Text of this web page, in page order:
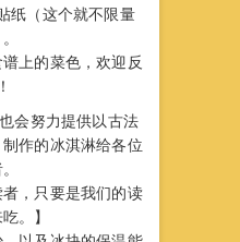
纸（这个就不限量
上的菜色，欢迎反
会努力提供以古法
制作的冰淇淋给各位
者，只要是我们的读
。】